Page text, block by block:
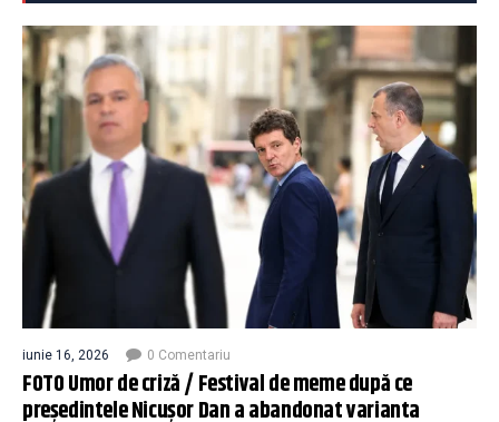
iunie 16, 2026 0 Comentariu
FOTO Umor de criză / Festival de meme după ce
președintele Nicușor Dan a abandonat varianta